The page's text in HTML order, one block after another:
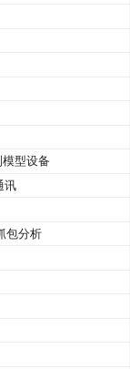
型设备
讯
包分析